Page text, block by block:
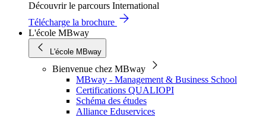
Découvrir le parcours International
Télécharge la brochure
L'école MBway
L'école MBway
Bienvenue chez MBway
MBway - Management & Business School
Certifications QUALIOPI
Schéma des études
Alliance Eduservices